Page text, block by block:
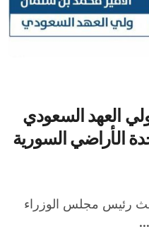
العهد السعودي
الأراضي السورية